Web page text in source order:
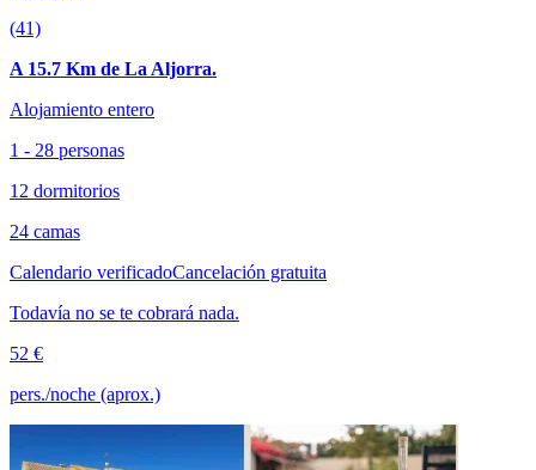
(41)
A 15.7 Km de La Aljorra.
Alojamiento entero
1 - 28 personas
12 dormitorios
24 camas
Calendario verificadoCancelación gratuita
Todavía no se te cobrará nada.
52 €
pers./noche (aprox.)